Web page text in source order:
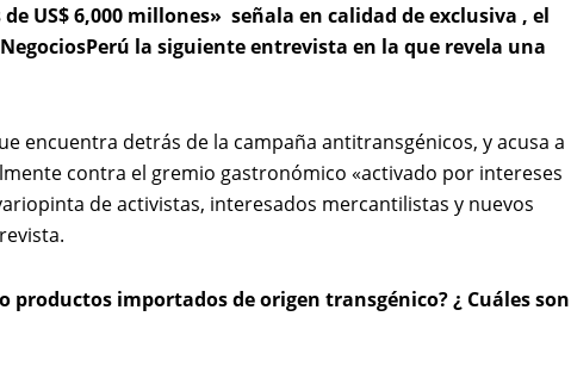
US$ 6,000 millones» señala en calidad de exclusiva , el
la siguiente entrevista en la que revela una
encuentra detrás de la campaña antitransgénicos, y acusa a
contra el gremio gastronómico «activado por intereses
de activistas, interesados mercantilistas y nuevos
productos importados de origen transgénico? ¿ Cuáles son